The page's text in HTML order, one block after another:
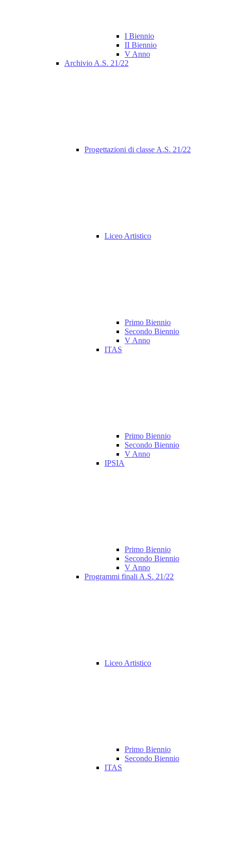
I Biennio
II Biennio
V Anno
Archivio A.S. 21/22
Progettazioni di classe A.S. 21/22
Liceo Artistico
Primo Biennio
Secondo Biennio
V Anno
ITAS
Primo Biennio
Secondo Biennio
V Anno
IPSIA
Primo Biennio
Secondo Biennio
V Anno
Programmi finali A.S. 21/22
Liceo Artistico
Primo Biennio
Secondo Biennio
ITAS